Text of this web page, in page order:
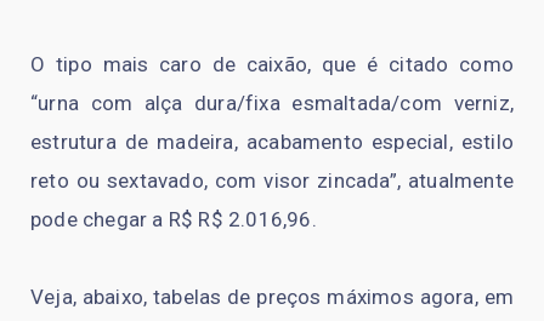
O tipo mais caro de caixão, que é citado como
“urna com alça dura/fixa esmaltada/com verniz,
estrutura de madeira, acabamento especial, estilo
reto ou sextavado, com visor zincada”, atualmente
pode chegar a R$ R$ 2.016,96.
Veja, abaixo, tabelas de preços máximos agora, em